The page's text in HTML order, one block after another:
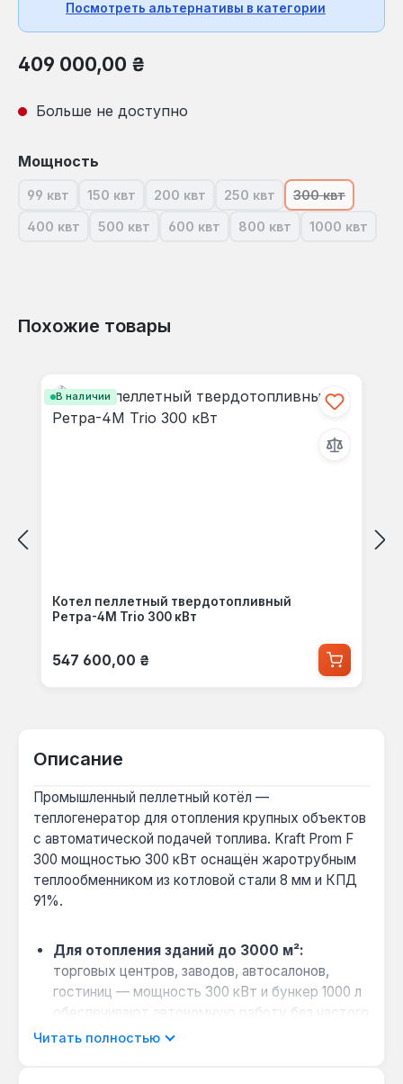
Посмотреть альтернативы в категории
Обычная цена:
409 000,00 ₴
Больше не доступно
Выберите
Мощность
99 квт(В настоящее время эта опция недоступна.)
150 квт(В настоящее время эта опция недоступна.)
200 квт(В настоящее время эта опция
250 квт(В настоящее время эта
300 квт(В настоящее
400 квт(В настоящее время эта опция недоступна.)
500 квт(В настоящее время эта опция недоступна.)
600 квт(В настоящее время эта опция
800 квт(В настоящее время
1000 квт
(В
Похожие товары
В наличии
Котел пеллетный твердотопливный
Ретра-4М Trio 300 кВт
Обычная цена:
547 600,00 ₴
Описание
Промышленный пеллетный котёл —
теплогенератор для отопления крупных объектов
с автоматической подачей топлива. Kraft Prom F
300 мощностью 300 кВт оснащён жаротрубным
теплообменником из котловой стали 8 мм и КПД
91%.
Для отопления зданий до 3000 м²:
торговых центров, заводов, автосалонов,
гостиниц — мощность 300 кВт и бункер 1000 л
обеспечивают автономную работу без частого
обслуживания.
Читать полностью